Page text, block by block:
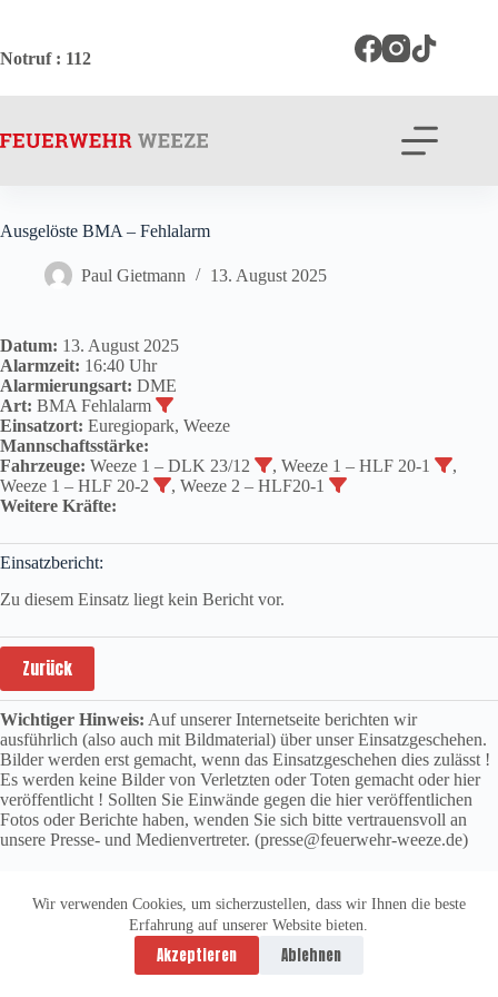
springen
Wir verwenden Cookies, um sicherzustellen, dass wir Ihnen die beste
Erfahrung auf unserer Website bieten.
Akzeptieren Ablehnen
Notruf: 112
Ausgelöste BMA – Fehlalarm
Paul Gietmann 13. August 2025
Datum: 13. August 2025
Alarmzeit: 16:40 Uhr
Alarmierungsart: DME
Art: BMA Fehlalarm
Einsatzort: Euregiopark, Weeze
Mannschaftsstärke:
Fahrzeuge: Weeze 1 – DLK 23/12 , Weeze 1 – HLF 20-1
,
Weeze 1 – HLF 20-2
, Weeze 2 – HLF20-1
Weitere Kräfte:
Einsatzbericht:
Zu diesem Einsatz liegt kein Bericht vor.
Zurück
Wichtiger Hinweis: Auf unserer Internetseite berichten wir
ausführlich (also auch mit Bildmaterial) über unser Einsatzgeschehen.
Bilder werden erst gemacht, wenn das Einsatzgeschehen dies zulässt !
Es werden keine Bilder von Verletzten oder Toten gemacht oder hier
veröffentlicht ! Sollten Sie Einwände gegen die hier veröffentlichen
Fotos oder Berichte haben, wenden Sie sich bitte vertrauensvoll an
unsere Presse- und Medienvertreter. (presse@feuerwehr-weeze.de)
Datenschutzerklärung
Impressum
Copyright © 2026 -
vitolution